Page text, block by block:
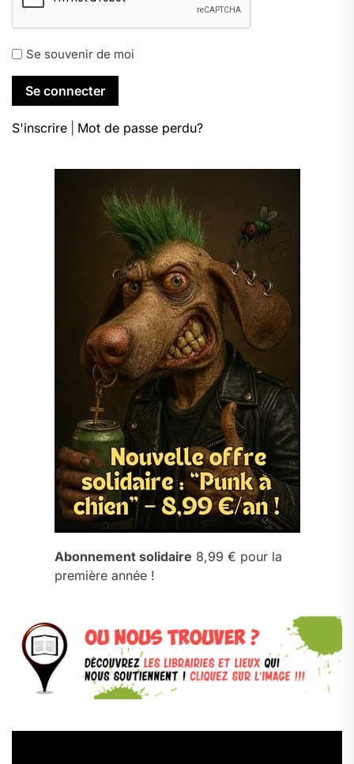
Se souvenir de moi
S'inscrire Mot de passe perdu?
Abonnement solidaire 8,99 € pour la
première année !